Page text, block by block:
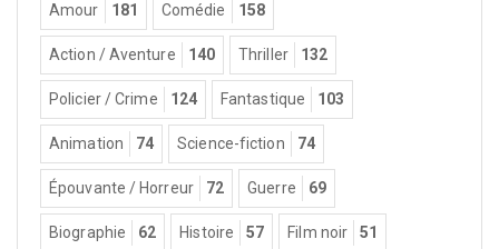
Amour 181 Comédie 158
Action / Aventure 140 Thriller 132
Policier / Crime 124 Fantastique 103
Animation 74 Science-fiction 74
Épouvante / Horreur 72 Guerre 69
Biographie 62 Histoire 57 Film noir 51